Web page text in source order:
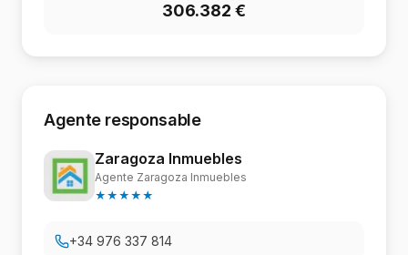
306.382 €
Agente responsable
Zaragoza Inmuebles
Agente Zaragoza Inmuebles
★ ★ ★ ★ ★
+34 976 337 814